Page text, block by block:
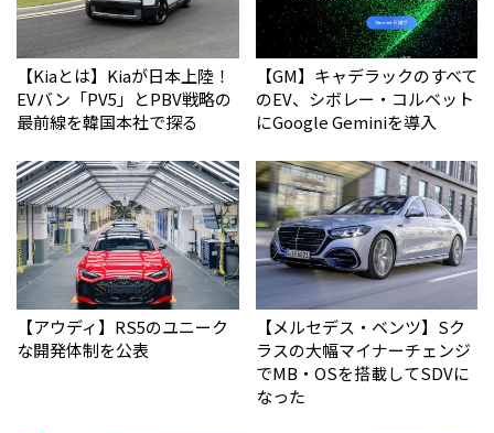
【Kiaとは】Kiaが日本上陸！
EVバン「PV5」とPBV戦略の
最前線を韓国本社で探る
【GM】キャデラックのすべて
のEV、シボレー・コルベット
にGoogle Geminiを導入
【アウディ】RS5のユニーク
な開発体制を公表
【メルセデス・ベンツ】Sク
ラスの大幅マイナーチェンジ
でMB・OSを搭載してSDVに
なった